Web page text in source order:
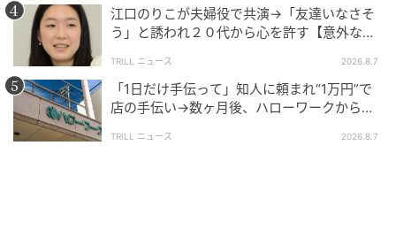
江口のりこが夫婦役で共演→「友達いなさそ
う」と誘われ２０代から心を許す【意外な親
TRILL ニュース 2026.8.7
「1日だけ手伝って」知人に頼まれ“1万円”で
店の手伝い→数ヶ月後、ハローワークから届
TRILL ニュース 2026.8.7